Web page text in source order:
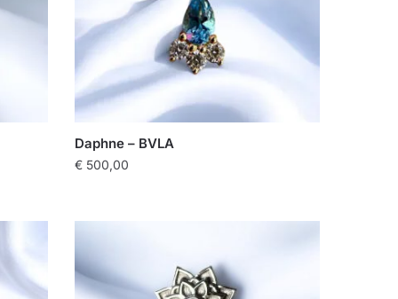
Daphne – BVLA
€ 500,00